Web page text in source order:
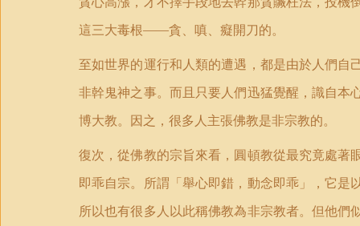
這三大毒根——貪、嗔、癡開刀的。
至如世界的運行和人類的遭遇，都是由於人們
非幹鬼神之事。而且只要人們迅猛覺醒，識自
博大教。因之，很多人主張佛教是非宗教的。
復次，從佛教的宗旨來看，圓頓教從最究竟處
即乖自宗。所謂「舉心即錯，動念即乖」，它
所以也有很多人以此稱佛教為非宗教者。但他